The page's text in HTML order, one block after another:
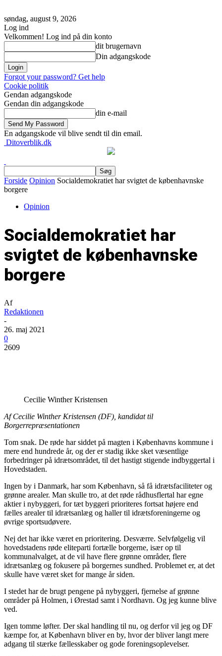
søndag, august 9, 2026
Log ind
Velkommen! Log ind på din konto
dit brugernavn
Din adgangskode
Forgot your password? Get help
Cookie politik
Gendan adgangskode
Gendan din adgangskode
din e-mail
En adgangskode vil blive sendt til din email.
Ditoverblik.dk
Forside Opinion Socialdemokratiet har svigtet de københavnske
borgere
Opinion
Socialdemokratiet har
svigtet de københavnske
borgere
Af
Redaktionen
-
26. maj 2021
0
2609
Cecilie Winther Kristensen
Af Cecilie Winther Kristensen (DF), kandidat til
Borgerrepræsentationen
Tom snak. De røde har siddet på magten i Københavns kommune i
mere end hundrede år, og der er stadig ikke sket væsentlige
forbedringer på idrætsområdet, til det hastigt stigende indbyggertal i
Hovedstaden.
Ingen by i Danmark, har som København, så få idrætsfaciliteter og
grønne arealer. Man skulle tro, at det røde rådhusflertal har egne
aktier i nybyggeri, for tæt byggeri prioriteres fortsat højere end
fælles arealer til idrætsanlæg og haller til idrætsforeningerne og
øvrige sportsudøvere.
Nej det har ikke været en prioritering. Desværre. Selvfølgelig vil
hovedstadens røde eliteparti fortælle borgerne, især op til
kommunalvalget, at de vil have flere grønne områder, flere
idrætsanlæg og fokusere på borgernes sundhed. Problemet er, at det
skulle have været sket for mange år siden.
I stedet har de brugt pengene på nybyggeri, fjernelse af grønne
områder på Holmen, i Ørestad samt i Nordhavn. Og jeg kunne blive
ved.
Igen tomme løfter. Der skal handling til nu, og derfor vil jeg og DF
kæmpe for, at København bliver en by, hvor der bliver langt mere
adgang til stærke fællesskaber og gode foreningsoplevelser.